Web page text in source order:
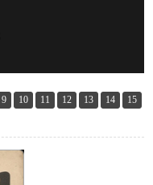
9 10 11 12 13 14 15